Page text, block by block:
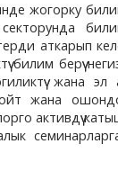
жогорку билим
аткарып
билим берүү
жана эл
жана
активдүү